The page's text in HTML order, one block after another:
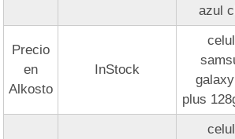
azul
Precio
en
Alkosto
InStock
plus